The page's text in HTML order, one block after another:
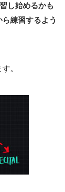
し始めるかも
練習するよう
。